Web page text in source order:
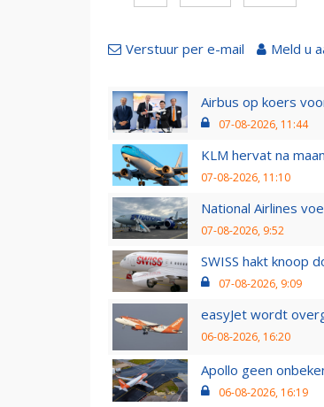
Verstuur per e-mail Meld u
Airbus op koers
07-08-2026, 11:44
KLM hervat na
07-08-2026, 11:10
National Airlines
07-08-2026, 9:52
SWISS hakt knoop
07-08-2026, 9:09
easyJet wordt
06-08-2026, 16:20
Apollo geen
06-08-2026, 16:19